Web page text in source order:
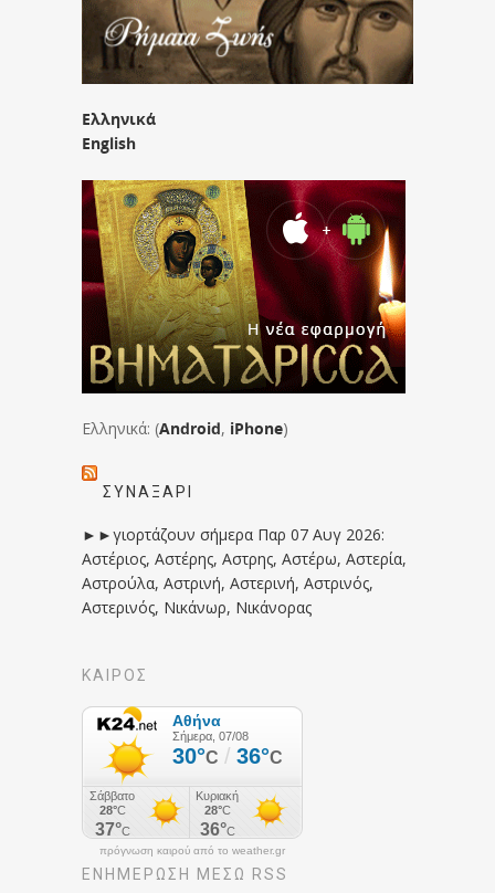
Ελληνικά
English
Ελληνικά: (Android, iPhone)
ΣΥΝΑΞΆΡΙ
►►γιορτάζουν σήμερα Παρ 07 Αυγ 2026:
Αστέριος, Αστέρης, Αστρης, Αστέρω, Αστερία,
Αστρούλα, Αστρινή, Αστερινή, Αστρινός,
Αστερινός, Νικάνωρ, Νικάνορας
ΚΑΙΡΟΣ
πρόγνωση καιρού από το weather.gr
ΕΝΗΜΈΡΩΣΉ ΜΕΣΩ RSS